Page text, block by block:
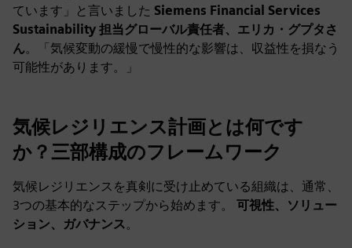
ています」と言いました Siemens Financial Services
Sustainability 担当グローバル責任者、エリカ・グプタさ
ん。「気候変動の緩慢で慢性的な影響は、収益性を損なう
可能性があります。」
気候レジリエンス計画とは何です
か？三部構成のフレームワーク
気候レジリエンスを真剣に受け止めている組織は、通常、
3つの基本的なステップから始めます。 可視性、ソリュー
ション、ガバナンス 。